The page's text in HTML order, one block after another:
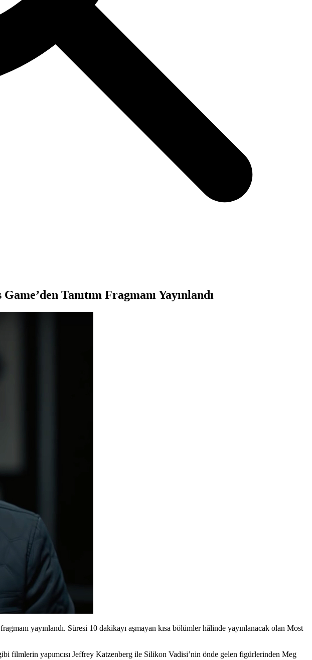
Tanıtım Fragmanı Yayınlandı
yayınlandı. Süresi 10 dakikayı aşmayan kısa bölümler hâlinde yayınlanacak olan Most
filmlerin yapımcısı Jeffrey Katzenberg ile Silikon Vadisi’nin önde gelen figürlerinden Meg